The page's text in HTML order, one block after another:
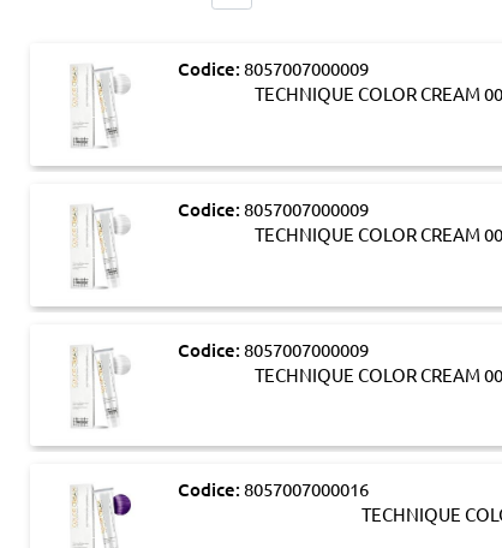
Codice: 8057007000009
TECHNIQUE COLOR CREAM
Codice: 8057007000009
TECHNIQUE COLOR CREAM
Codice: 8057007000009
TECHNIQUE COLOR CREAM
Codice: 8057007000016
TECHNIQUE